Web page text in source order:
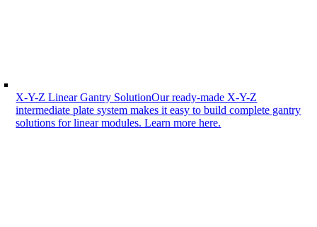
X-Y-Z Linear Gantry SolutionOur ready-made X-Y-Z
intermediate plate system makes it easy to build complete gantry
solutions for linear modules. Learn more here.